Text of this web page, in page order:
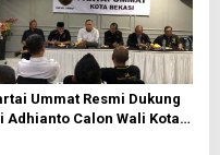
Ummat Resmi Dukung
Adhianto Calon Wali Kota